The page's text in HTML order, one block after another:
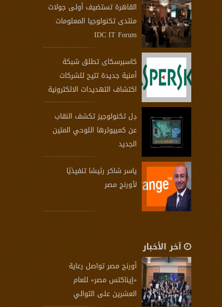
القاهرة تستضيف أولى جولات
منتدى تكنولوجيا المعلومات
IDC IT Forum
كاسبرسكاى تطلق شبكة
أمنية جديدة تتيح للشركات
اكتشاف التهديدات الالكترونية
دِل تكنولوجيز تكشف النقاب
عن كمبيوترها اللوحي المتين
الجديد
ياسر شاكر رئيسًا تنفيذيًا
لأورنج مصر
آخر الأخبار
أورنچ مصر تواصل رعاية
«إيناكتس مصر» للعام
العشرين على التوالي